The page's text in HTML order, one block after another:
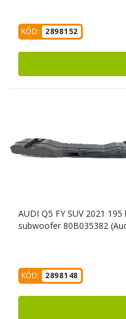
KÓD: 2898152
AUDI Q5 FY SUV 2021
subwoofer 80B035382
KÓD: 2898148